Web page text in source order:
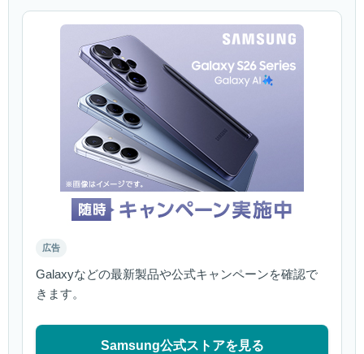
広告
Galaxyなどの最新製品や公式キャンペーンを確認で
きます。
Samsung公式ストアを見る